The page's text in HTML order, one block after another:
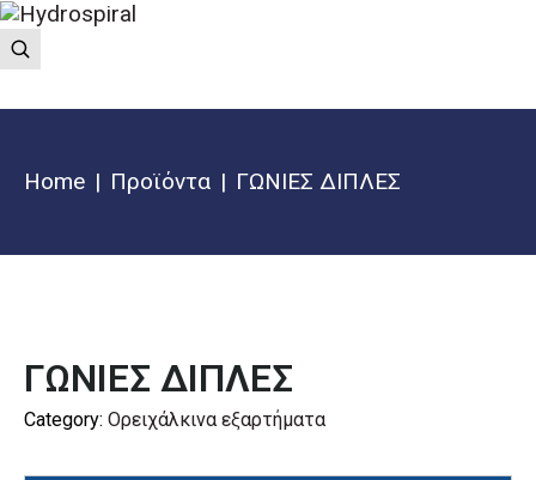
Home Προϊόντα ΓΩΝΙΕΣ ΔΙΠΛΕΣ
ΓΩΝΙΕΣ ΔΙΠΛΕΣ
Category: Ορειχάλκινα εξαρτήματα